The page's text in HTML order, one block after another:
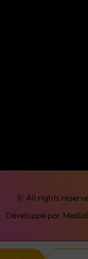
© All rights
Développé par